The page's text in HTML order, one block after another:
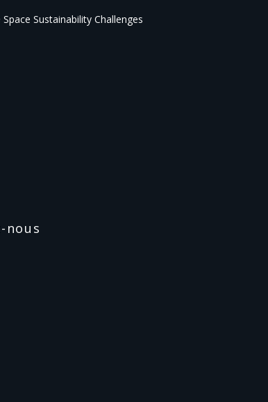
Sustainability Challenges
nous